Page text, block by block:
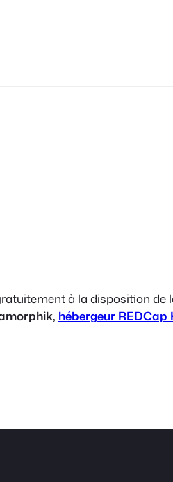
à la disposition
hébergeur REDCap